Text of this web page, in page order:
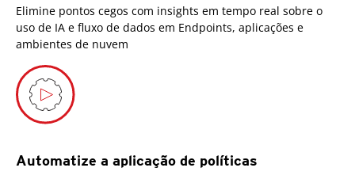
Elimine pontos cegos com insights em tempo real sobre o
uso de IA e fluxo de dados em Endpoints, aplicações e
ambientes de nuvem
Automatize a aplicação de políticas